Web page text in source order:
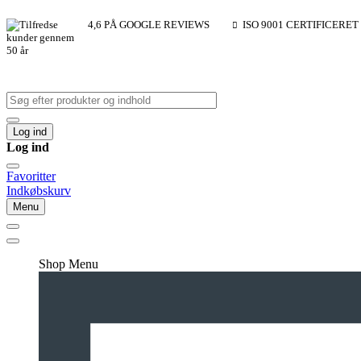
4,6 PÅ GOOGLE REVIEWS ISO 9001 CERTIFICERET
Log ind
Log ind
Favoritter
Indkøbskurv
Menu
Shop Menu